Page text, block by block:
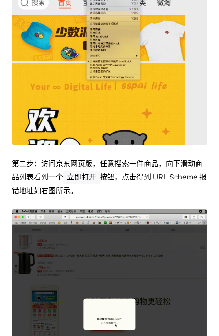
第二步：访问京东网页版，任意搜索一件商品，向下滑动商
品列表看到一个 立即打开 按钮，点击得到 URL Scheme 报
错地址如右图所示。